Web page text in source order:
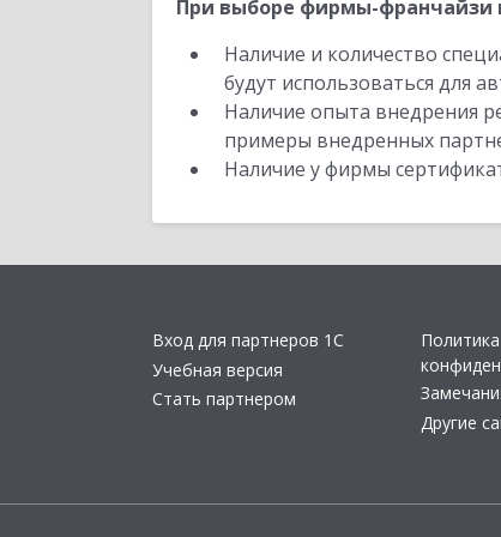
При выборе фирмы-франчайзи
Наличие и количество
будут использоваться для
Наличие опыта внедрения
примеры внедренных
Наличие у фирмы
Вход для партнеров 1С
Учебная версия
Стать партнером
Политика
Другие